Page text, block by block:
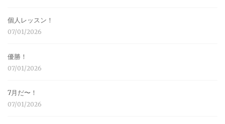
個人レッスン！
07/01/2026
優勝！
07/01/2026
7月だ〜！
07/01/2026